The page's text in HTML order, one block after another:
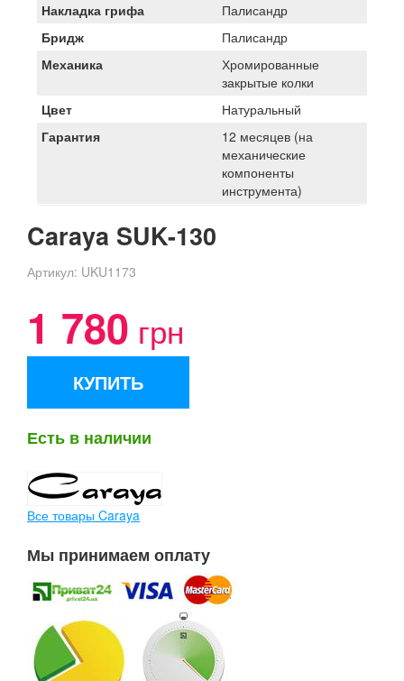
Накладка грифа
Палисандр
Бридж
Палисандр
Механика
Хромированные
закрытые колки
Цвет
Натуральный
Гарантия
12 месяцев (на
механические
компоненты
инструмента)
Caraya SUK-130
Артикул: UKU1173
1 780 грн
КУПИТЬ
Есть в наличии
Все товары Caraya
Мы принимаем оплату